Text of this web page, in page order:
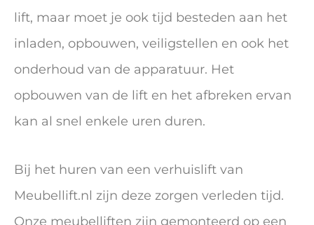
lift, maar moet je ook tijd besteden aan het
inladen, opbouwen, veiligstellen en ook het
onderhoud van de apparatuur. Het
opbouwen van de lift en het afbreken ervan
kan al snel enkele uren duren.
Bij het huren van een verhuislift van
Meubellift.nl zijn deze zorgen verleden tijd.
Onze meubelliften zijn gemonteerd op een